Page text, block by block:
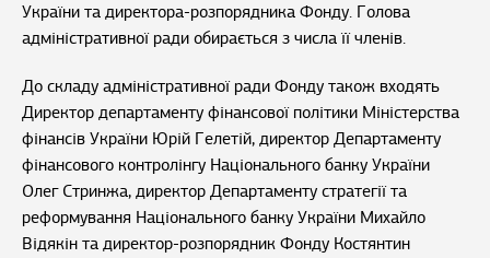
України та директора-розпорядника Фонду. Голова
адміністративної ради обирається з числа її членів.
До складу адміністративної ради Фонду також входять
Директор департаменту фінансової політики Міністерства
фінансів України Юрій Гелетій, директор Департаменту
фінансового контролінгу Національного банку України
Олег Стринжа, директор Департаменту стратегії та
реформування Національного банку України Михайло
Відякін та директор-розпорядник Фонду Костянтин